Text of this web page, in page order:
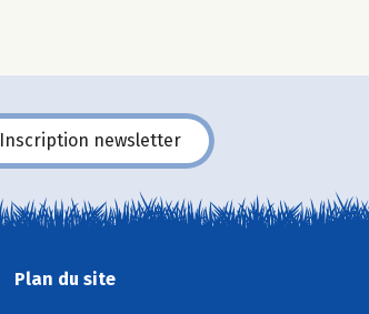
Inscription newsletter
Plan du site